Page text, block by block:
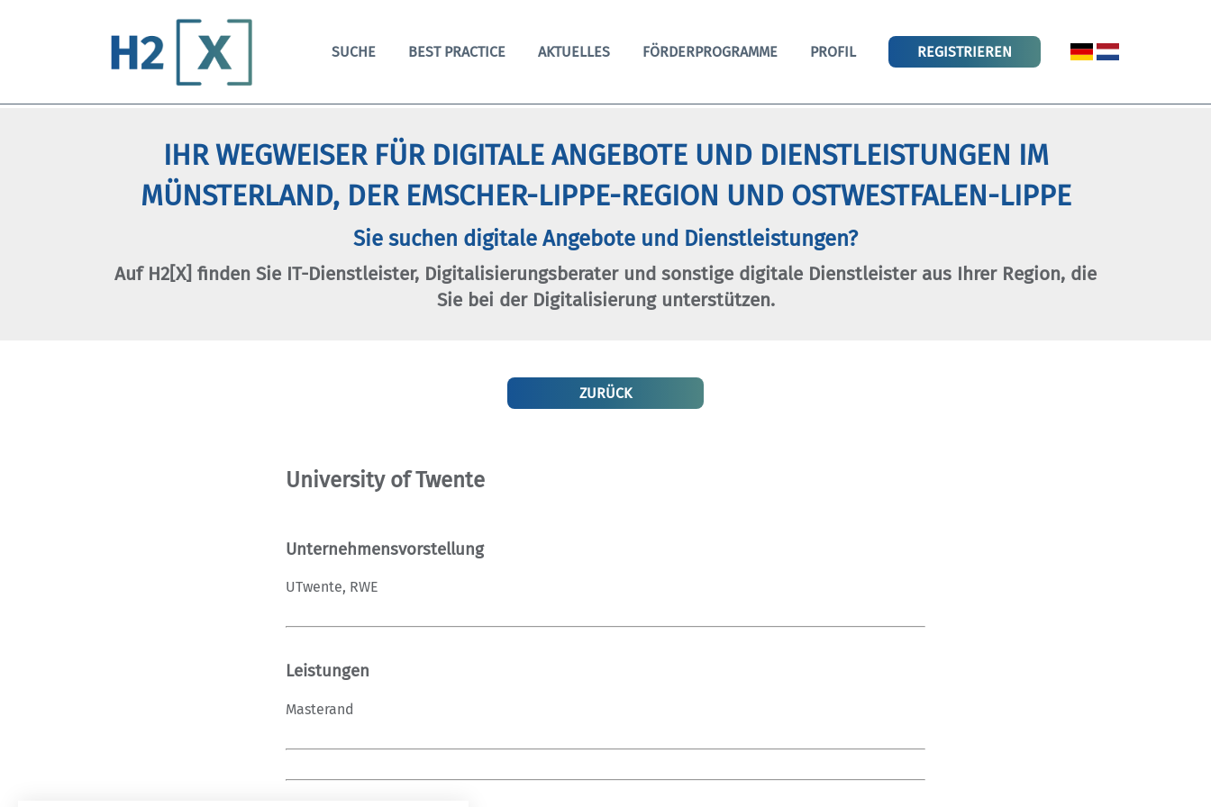
SUCHE BEST PRACTICE AKTUELLES FÖRDERPROGRAMME PROFIL REGISTRIEREN
IHR WEGWEISER FÜR DIGITALE ANGEBOTE UND DIENSTLEISTUNGEN IM
MÜNSTERLAND, DER EMSCHER-LIPPE-REGION UND OSTWESTFALEN-LIPPE
Sie suchen digitale Angebote und Dienstleistungen?
Auf H2[X] finden Sie IT-Dienstleister, Digitalisierungsberater und sonstige digitale Dienstleister aus Ihrer Region, die
Sie bei der Digitalisierung unterstützen.
ZURÜCK
University of Twente
Unternehmensvorstellung
UTwente, RWE
Leistungen
Masterand